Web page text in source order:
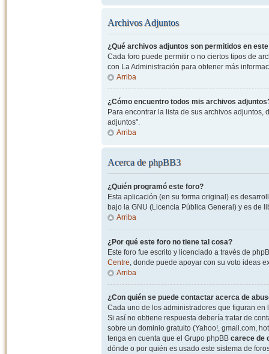
Archivos Adjuntos
¿Qué archivos adjuntos son permitidos en
Cada foro puede permitir o no ciertos tipos de
con La Administración para obtener más
Arriba
¿Cómo encuentro todos mis archivos
Para encontrar la lista de sus archivos
adjuntos".
Arriba
Acerca de phpBB3
¿Quién programó este foro?
Esta aplicación (en su forma original) es
bajo la GNU (Licencia Pública General) y es de
Arriba
¿Por qué este foro no tiene tal cosa?
Este foro fue escrito y licenciado a través de
Centre, donde puede apoyar con su voto ideas
Arriba
¿Con quién se puede contactar acerca de
Cada uno de los administradores que figuran
Si así no obtiene respuesta debería tratar de
sobre un dominio gratuito (Yahoo!, gmail.com,
tenga en cuenta que el Grupo phpBB carece de
dónde o por quién es usado este sistema de